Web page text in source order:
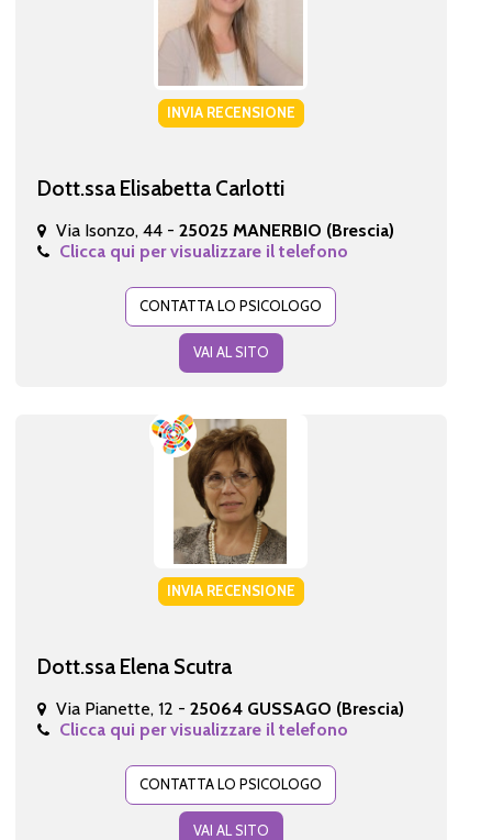
INVIA RECENSIONE
Dott.ssa Elisabetta Carlotti
Via Isonzo, 44 - 25025 MANERBIO (Brescia)
Clicca qui per visualizzare il telefono
CONTATTA LO PSICOLOGO
VAI AL SITO
INVIA RECENSIONE
Dott.ssa Elena Scutra
Via Pianette, 12 - 25064 GUSSAGO (Brescia)
Clicca qui per visualizzare il telefono
CONTATTA LO PSICOLOGO
VAI AL SITO